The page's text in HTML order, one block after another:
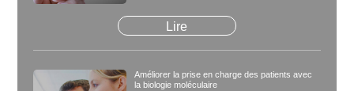
Lire
Améliorer la prise en charge des patients avec
la biologie moléculaire